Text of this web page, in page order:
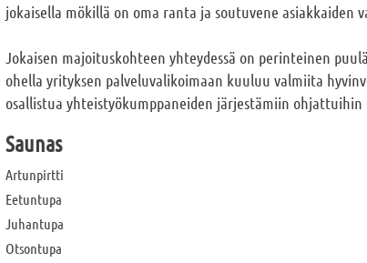
jokaisella mökillä on oma ranta ja soutuvene asiakkaiden
Jokaisen majoituskohteen yhteydessä on perinteinen
ohella yrityksen palveluvalikoimaan kuuluu valmiita
osallistua yhteistyökumppaneiden järjestämiin
Saunas
Artunpirtti
Eetuntupa
Juhantupa
Otsontupa